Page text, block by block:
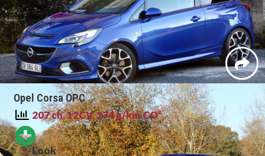
Opel Corsa OPC
207 ch, 12CV, 274 g/km CO²
Look